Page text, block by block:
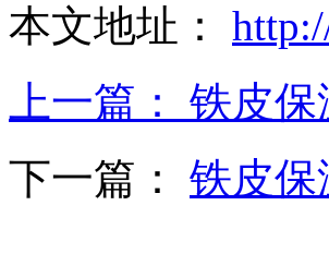
本文地址：
上一篇： 铁皮保
下一篇： 铁皮保